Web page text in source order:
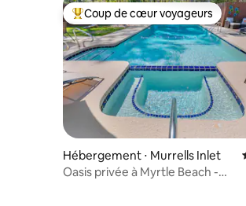
Coups de cœur voyageurs les
Coup de cœur voyageurs
Hébergement ⋅ Murrells Inlet
Oasis privée à Myrtle Beach -